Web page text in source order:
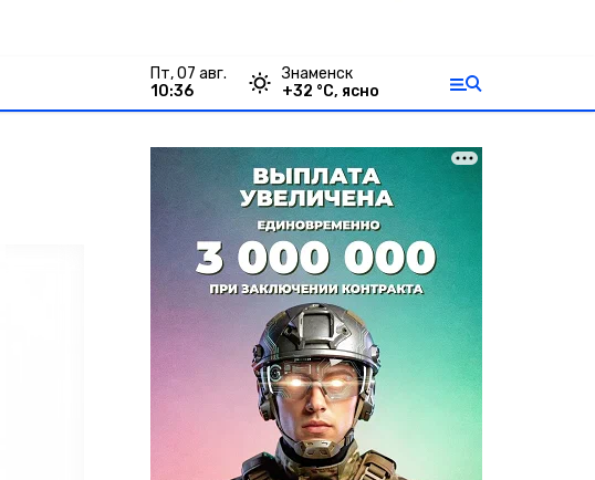
пт, 07 авг.
10:36
Знаменск
+32 °С, ясно